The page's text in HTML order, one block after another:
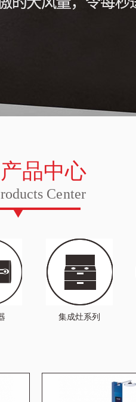
产品中心
roducts Center
集成灶系列